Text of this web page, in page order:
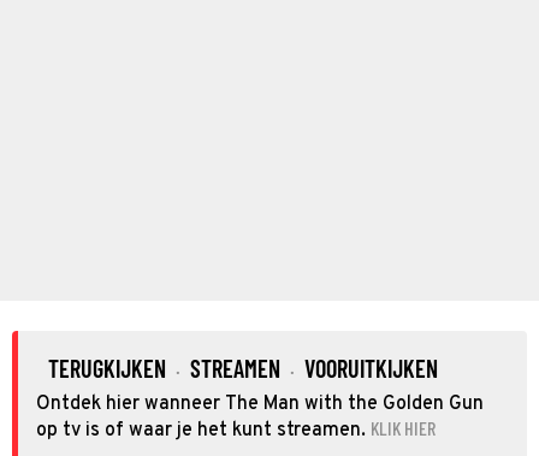
TERUGKIJKEN · STREAMEN · VOORUITKIJKEN
Ontdek hier wanneer The Man with the Golden Gun
op tv is of waar je het kunt streamen. KLIK HIER